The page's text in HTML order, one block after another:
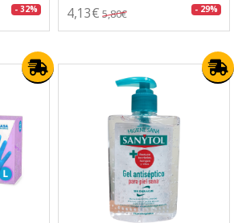
- 32% 4,13€ 5,80€ - 29%